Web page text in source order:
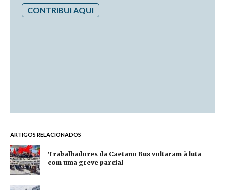
CONTRIBUI AQUI
ARTIGOS RELACIONADOS
Trabalhadores da Caetano Bus voltaram à luta
com uma greve parcial